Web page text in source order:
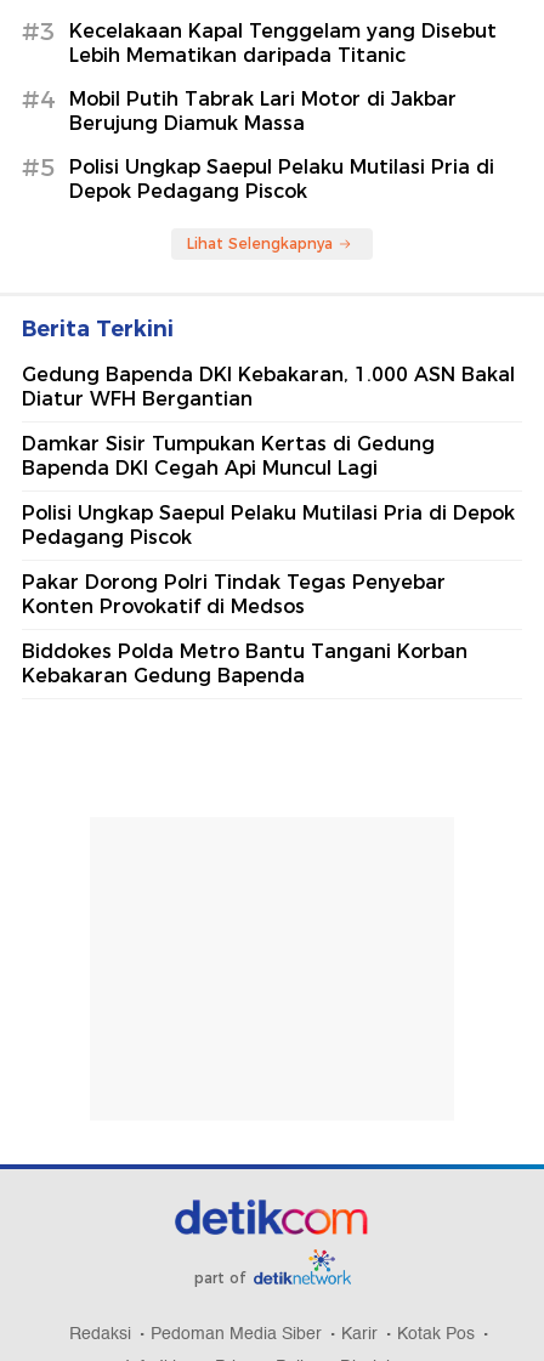
#3
Kecelakaan Kapal Tenggelam yang Disebut
Lebih Mematikan daripada Titanic
#4
Mobil Putih Tabrak Lari Motor di Jakbar
Berujung Diamuk Massa
#5
Polisi Ungkap Saepul Pelaku Mutilasi Pria di
Depok Pedagang Piscok
Lihat Selengkapnya
Berita Terkini
Gedung Bapenda DKI Kebakaran, 1.000 ASN Bakal
Diatur WFH Bergantian
Damkar Sisir Tumpukan Kertas di Gedung
Bapenda DKI Cegah Api Muncul Lagi
Polisi Ungkap Saepul Pelaku Mutilasi Pria di Depok
Pedagang Piscok
Pakar Dorong Polri Tindak Tegas Penyebar
Konten Provokatif di Medsos
Biddokes Polda Metro Bantu Tangani Korban
Kebakaran Gedung Bapenda
part of
Redaksi Pedoman Media Siber Karir
Kotak Pos